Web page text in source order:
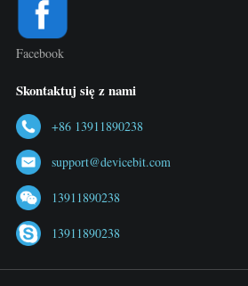
Facebook
Skontaktuj się z nami
+86 13911890238
support@devicebit.com
13911890238
13911890238